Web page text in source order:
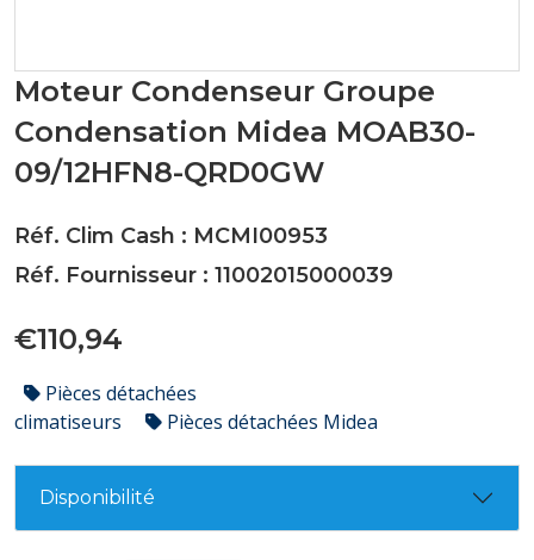
Moteur Condenseur Groupe
Condensation Midea MOAB30-
09/12HFN8-QRD0GW
Réf. Clim Cash : MCMI00953
Réf. Fournisseur : 11002015000039
€110,94
Pièces détachées
climatiseurs
Pièces détachées Midea
Disponibilité